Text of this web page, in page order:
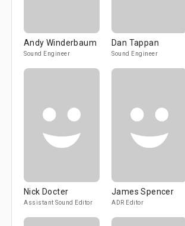
Andy Winderbaum
Sound Engineer
Dan Tappan
Sound Engineer
Nick Docter
Assistant Sound Editor
James Spencer
ADR Editor